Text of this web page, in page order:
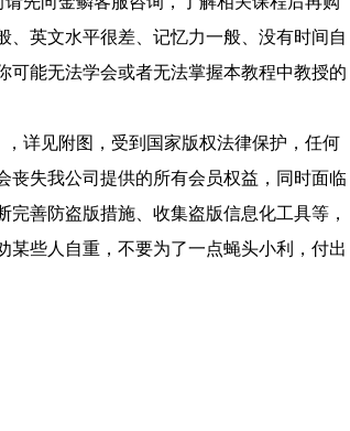
英文水平很差、记忆力一般、没有时间自
可能无法学会或者无法掌握本教程中教授的
详见附图，受到国家版权法律保护，任何
丧失我公司提供的所有会员权益，同时面临
善防盗版措施、收集盗版信息化工具等，
些人自重，不要为了一点蝇头小利，付出